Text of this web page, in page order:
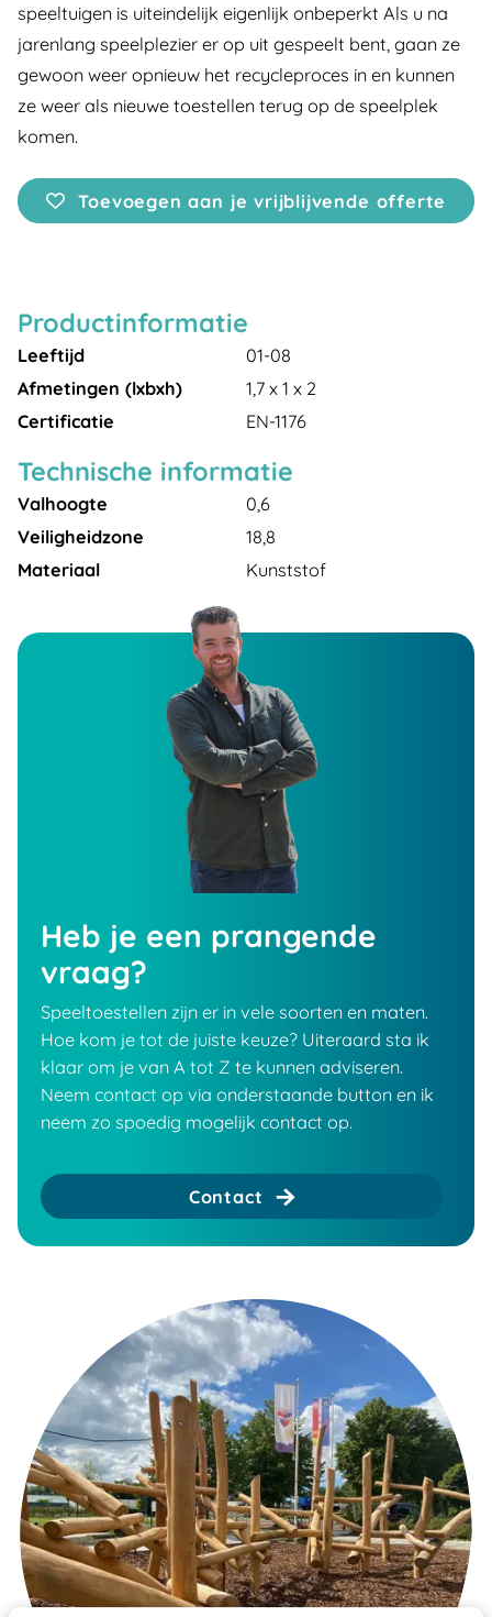
speeltuigen is uiteindelijk eigenlijk onbeperkt Als u na
jarenlang speelplezier er op uit gespeelt bent, gaan ze
gewoon weer opnieuw het recycleproces in en kunnen
ze weer als nieuwe toestellen terug op de speelplek
komen.
Toevoegen aan je vrijblijvende offerte
Productinformatie
Leeftijd
01-08
Afmetingen (lxbxh)
1,7 x 1 x 2
Certificatie
EN-1176
Technische informatie
Valhoogte
0,6
Veiligheidzone
18,8
Materiaal
Kunststof
Heb je een prangende
vraag?
Speeltoestellen zijn er in vele soorten en maten.
Hoe kom je tot de juiste keuze? Uiteraard sta ik
klaar om je van A tot Z te kunnen adviseren.
Neem contact op via onderstaande button en ik
neem zo spoedig mogelijk contact op.
Contact